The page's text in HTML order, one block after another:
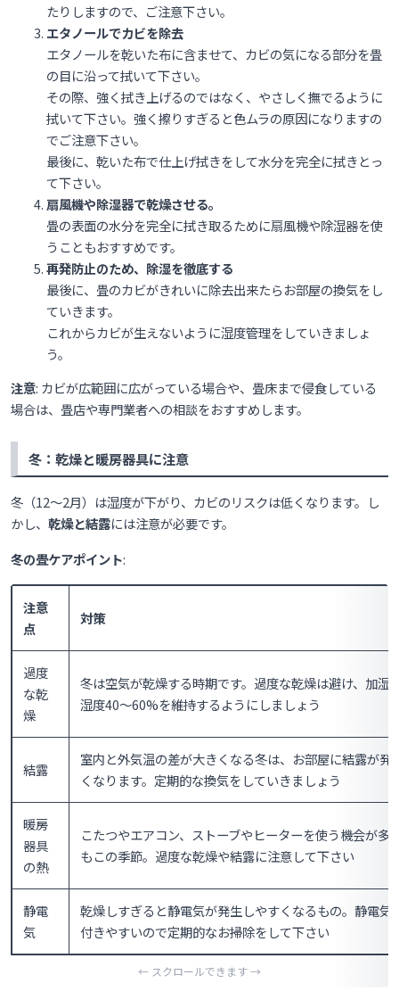
たりしますので、ご注意下さい。
エタノールでカビを除去
エタノールを乾いた布に含ませて、カビの気になる部分を畳
の目に沿って拭いて下さい。
その際、強く拭き上げるのではなく、やさしく撫でるように
拭いて下さい。強く擦りすぎると色ムラの原因になりますの
でご注意下さい。
最後に、乾いた布で仕上げ拭きをして水分を完全に拭きとっ
て下さい。
扇風機や除湿器で乾燥させる。
畳の表面の水分を完全に拭き取るために扇風機や除湿器を使
うこともおすすめです。
再発防止のため、除湿を徹底する
最後に、畳のカビがきれいに除去出来たらお部屋の換気をし
ていきます。
これからカビが生えないように湿度管理をしていきましょ
う。
注意: カビが広範囲に広がっている場合や、畳床まで侵食している
場合は、畳店や専門業者への相談をおすすめします。
冬：乾燥と暖房器具に注意
冬（12〜2月）は湿度が下がり、カビのリスクは低くなります。し
かし、 乾燥と結露には注意が必要です。
冬の畳ケアポイント:
注意
点
対策
過度
な乾
燥
冬は空気が乾燥する時期です。過度な乾燥は避け、加湿
湿度40〜60%を維持するようにしましょう
結露
室内と外気温の差が大きくなる冬は、お部屋に結露が発
くなります。定期的な換気をしていきましょう
暖房
器具
の熱
こたつやエアコン、ストーブやヒーターを使う機会が多
もこの季節。過度な乾燥や結露に注意して下さい
静電
気
乾燥しすぎると静電気が発生しやすくなるもの。静電気
付きやすいので定期的なお掃除をして下さい